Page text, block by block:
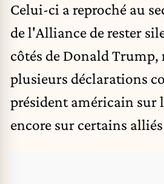
Celui-ci a reproché au
de l'Alliance de rester
côtés de Donald Trump,
plusieurs déclarations
président américain sur
encore sur certains